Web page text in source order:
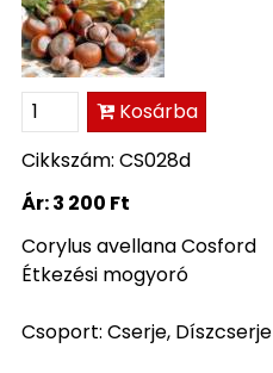
Kosárba
Cikkszám: CS028d
Ár:3 200 Ft
Corylus avellana Cosford
Étkezési mogyoró
Csoport: Cserje, Díszcserje